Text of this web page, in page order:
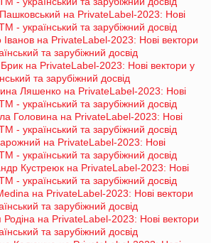
на PrivateLabel-2023: Нові
- український та зарубіжний досвід
Іванов на PrivateLabel-2023: Нові вектори
та зарубіжний досвід
на PrivateLabel-2023: Нові вектори у
та зарубіжний досвід
Ляшенко на PrivateLabel-2023: Нові
- український та зарубіжний досвід
Головина на PrivateLabel-2023: Нові
- український та зарубіжний досвід
на PrivateLabel-2023: Нові
- український та зарубіжний досвід
Кустреюк на PrivateLabel-2023: Нові
- український та зарубіжний досвід
на PrivateLabel-2023: Нові вектори
та зарубіжний досвід
Родіна на PrivateLabel-2023: Нові вектори
та зарубіжний досвід